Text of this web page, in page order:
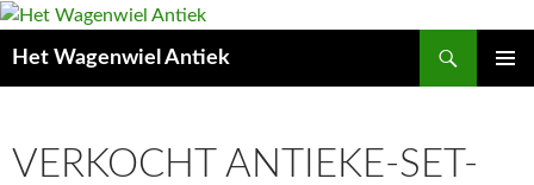
Het Wagenwiel Antiek
VERKOCHT ANTIEKE-SET-